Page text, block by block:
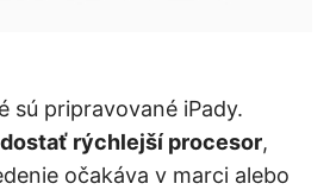
sú pripravované iPady.
dostať rýchlejší procesor,
očakáva v marci alebo